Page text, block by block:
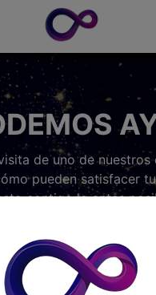
de uno de
pueden satisfacer
contigo lo antes